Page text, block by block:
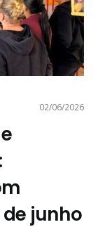
02/06/2026
junho